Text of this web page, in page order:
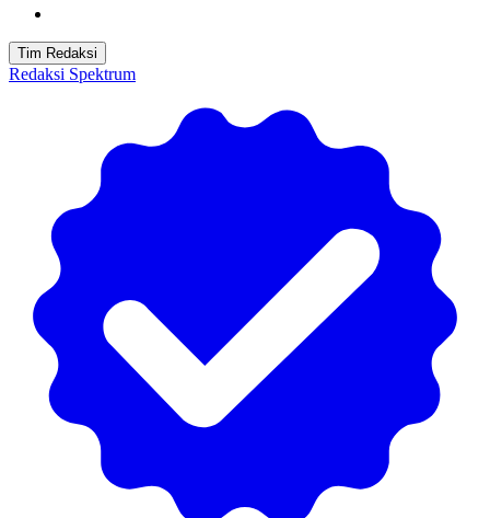
Tim Redaksi
Redaksi Spektrum